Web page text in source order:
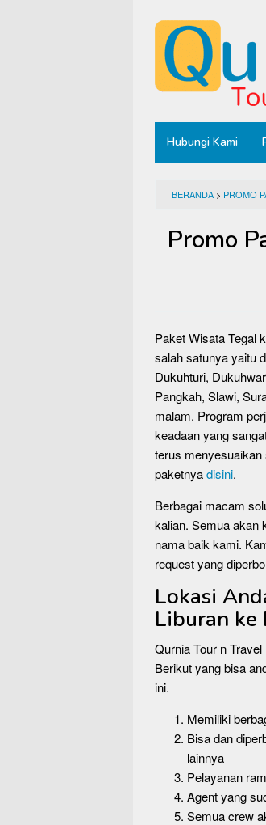
konten
Hubungi Kami
BERANDA > PROMO
Promo
Paket Wisata Tegal
salah satunya yaitu
Dukuhturi,
Pangkah, Slawi,
malam. Program
keadaan yang
terus menyesuaikan
paketnyadisini.
Berbagai macam
kalian. Semua akan
nama baik kami.
request yang
Lokasi
Liburan ke
Qurnia Tour n
Berikut yang bisa
ini.
Memiliki
Bisa dan
lainnya
Pelayanan
Agent yang
Semua crew